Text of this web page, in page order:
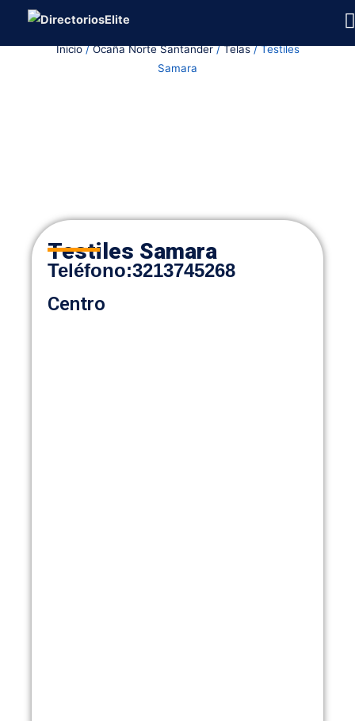
Inicio/Ocaña Norte Santander/Telas/ Testiles
Samara
Testiles Samara
Teléfono:3213745268
Centro